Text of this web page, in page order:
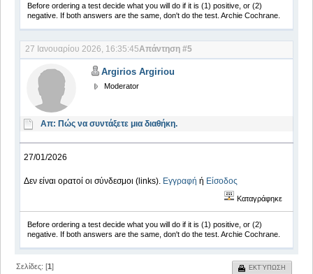
Before ordering a test decide what you will do if it is (1) positive, or (2)
negative. If both answers are the same, don't do the test. Archie Cochrane.
27 Ιανουαρίου 2026, 16:35:45Απάντηση #5
Argirios Argiriou
Moderator
Απ: Πώς να συντάξετε μια διαθήκη.
27/01/2026
Δεν είναι ορατοί οι σύνδεσμοι (links). Εγγραφή ή Είσοδος
Καταγράφηκε
Before ordering a test decide what you will do if it is (1) positive, or (2)
negative. If both answers are the same, don't do the test. Archie Cochrane.
ΕΚΤΎΠΩΣΗ
Σελίδες: [1]